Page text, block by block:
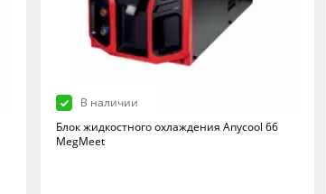
В наличии
Блок жидкостного охлаждения Anycool 66
MegMeet